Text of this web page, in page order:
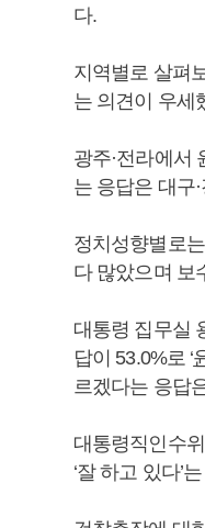
다.
지역별로 살펴
는 의견이 우세
광주·전라에서
는 응답은 대구
정치성향별로
다 많았으며 보
대통령 집무실
답이 53.0%로 ‘
르겠다는 응답
대통령직인수
‘잘 하고 있다’